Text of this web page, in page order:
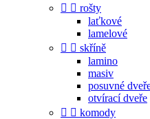
  rošty
laťkové
lamelové
  skříně
lamino
masiv
posuvné
otvírací dveře
  komody